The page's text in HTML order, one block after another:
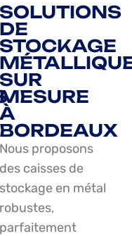
SOLUTIONS
DE
STOCKAGE
SUR
MESURE
À
BORDEAUX
Nous proposons
des caisses de
stockage en métal
robustes,
parfaitement